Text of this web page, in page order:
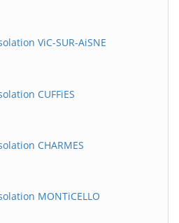
ViC-SUR-AiSNE
CUFFiES
CHARMES
MONTiCELLO